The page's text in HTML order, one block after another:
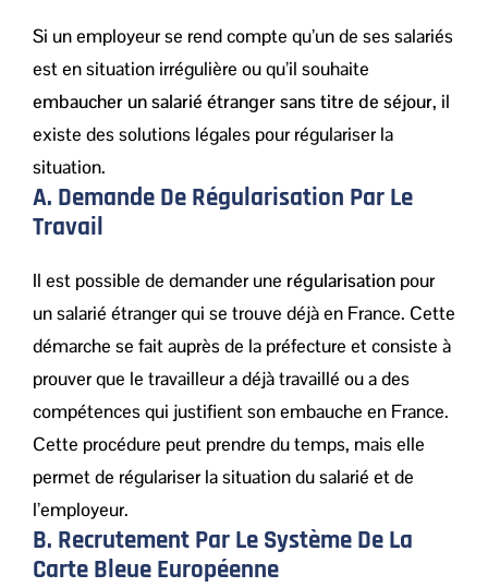
Si un employeur se rend compte qu’un de ses salariés
est en situation irrégulière ou qu’il souhaite
embaucher un salarié étranger sans titre de séjour, il
existe des solutions légales pour régulariser la
situation.
A. Demande De Régularisation Par Le
Travail
Il est possible de demander une régularisation pour
un salarié étranger qui se trouve déjà en France. Cette
démarche se fait auprès de la préfecture et consiste à
prouver que le travailleur a déjà travaillé ou a des
compétences qui justifient son embauche en France.
Cette procédure peut prendre du temps, mais elle
permet de régulariser la situation du salarié et de
l’employeur.
B. Recrutement Par Le Système De La
Carte Bleue Européenne